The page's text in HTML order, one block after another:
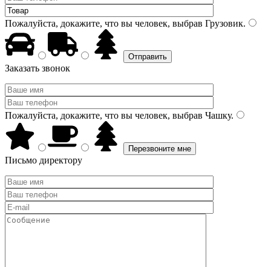
Пожалуйста, докажите, что вы человек, выбрав Грузовик.
Заказать звонок
Пожалуйста, докажите, что вы человек, выбрав Чашку.
Письмо директору